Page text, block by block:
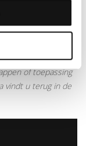
Voor
de
of toepassing
vindt u terug in de